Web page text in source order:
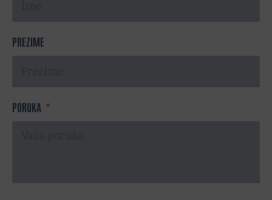
PREZIME
PORUKA